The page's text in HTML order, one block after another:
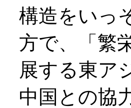
構造をいっ
方で、「繁
展する東ア
中国との協